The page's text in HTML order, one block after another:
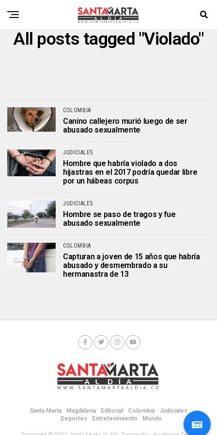
All posts tagged "Violado"
COLOMBIA
Canino callejero murió luego de ser
abusado sexualmente
JUDICIALES
Hombre que habría violado a dos
hijastras en el 2017 podría quedar libre
por un hábeas corpus
JUDICIALES
Hombre se paso de tragos y fue
abusado sexualmente
COLOMBIA
Capturan a joven de 15 años que habría
abusado y desmembrado a su
hermanastra de 13
Santa Marta Magdalena Editorial Colombia
Judiciales
Deportes
Entretenimiento Mundo